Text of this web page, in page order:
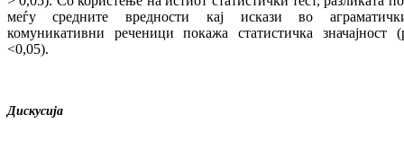
меѓу средните вредности кај искази во
комуникативни реченици по­­ка­жа статистичка значајност
<0,05).
Дискусија